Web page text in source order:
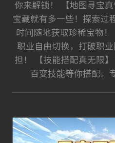
你来解锁！ 【地图寻宝真
宝藏就有多一些！探索过
时间随地获取珍稀宝物！
职业自由切换，打破职
担！ 【技能搭配真无限】
百变技能等你搭配。